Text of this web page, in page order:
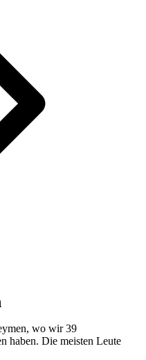
wo wir 39
haben. Die meisten Leute